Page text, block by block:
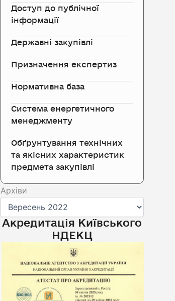
Доступ до публічної
інформації
Державні закупівлі
Призначення експертиз
Нормативна база
Система енергетичного
менеджменту
Обґрунтування технічних
та якісних характеристик
предмета закупівлі
Архіви
Архіви
Акредитація Київського
НДЕКЦ